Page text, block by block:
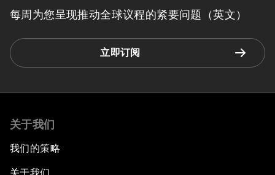
每周为您呈现推动全球议程的紧要问题（英文）
立即订阅
关于我们
我们的策略